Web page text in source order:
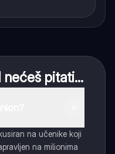
nećeš pitati...
na učenike koji
na milionima